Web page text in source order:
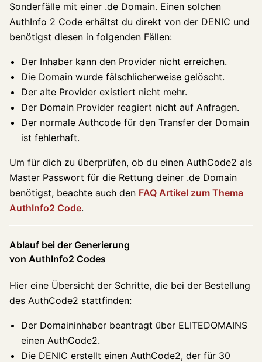
Sonderfälle mit einer .de Domain. Einen solchen
AuthInfo 2 Code erhältst du direkt von der DENIC und
benötigst diesen in folgenden Fällen:
Der Inhaber kann den Provider nicht erreichen.
Die Domain wurde fälschlicherweise gelöscht.
Der alte Provider existiert nicht mehr.
Der Domain Provider reagiert nicht auf Anfragen.
Der normale Authcode für den Transfer der Domain
ist fehlerhaft.
Um für dich zu überprüfen, ob du einen AuthCode2 als
Master Passwort für die Rettung deiner .de Domain
benötigst, beachte auch den FAQ Artikel zum Thema
AuthInfo2 Code.
Ablauf bei der Generierung
von AuthInfo2 Codes
Hier eine Übersicht der Schritte, die bei der Bestellung
des AuthCode2 stattfinden:
Der Domaininhaber beantragt über ELITEDOMAINS
einen AuthCode2.
Die DENIC erstellt einen AuthCode2, der für 30